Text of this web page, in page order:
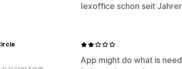
lexoffice schon seit
App might do what is